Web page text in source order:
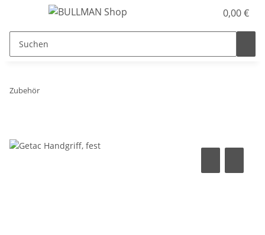
0,00 €
Zubehör